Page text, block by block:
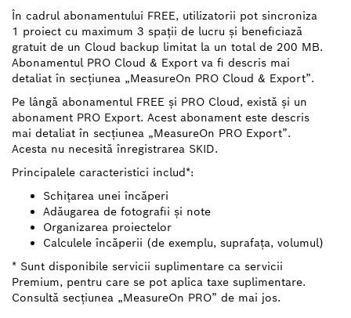
În cadrul abonamentului FREE, utilizatorii pot sincroniza
1 proiect cu maximum 3 spaţii de lucru şi beneficiază
gratuit de un Cloud backup limitat la un total de 200 MB.
Abonamentul PRO Cloud & Export va fi descris mai
detaliat în secţiunea „MeasureOn PRO Cloud & Export”.
Pe lângă abonamentul FREE şi PRO Cloud, există şi un
abonament PRO Export. Acest abonament este descris
mai detaliat în secţiunea „MeasureOn PRO Export”.
Acesta nu necesită înregistrarea SKID.
Principalele caracteristici includ*:
Schiţarea unei încăperi
Adăugarea de fotografii şi note
Organizarea proiectelor
Calculele încăperii (de exemplu, suprafaţa, volumul)
* Sunt disponibile servicii suplimentare ca servicii
Premium, pentru care se pot aplica taxe suplimentare.
Consultă secţiunea „MeasureOn PRO” de mai jos.